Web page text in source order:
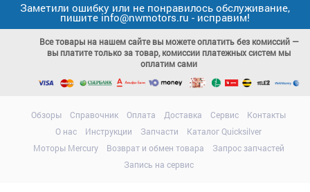
Заметили ошибку или не понравилось обслуживание,
пишите info@nwmotors.ru - исправим!
Все товары на нашем сайте вы можете оплатить без комиссий —
вы платите только за товар, комиссии платежных систем мы
оплатим сами
Обзоры Справочник Оплата Доставка Сервис
Контакты
О нас
Инструкции Запчасти
Каталог Quicksilver
Моторы Mercury
Возврат и обмен товара
Запрос запчастей
Запись на сервис